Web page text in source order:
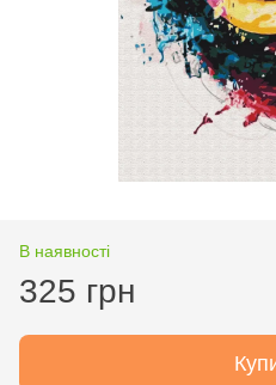
В наявності
325 грн